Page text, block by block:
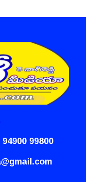
99800